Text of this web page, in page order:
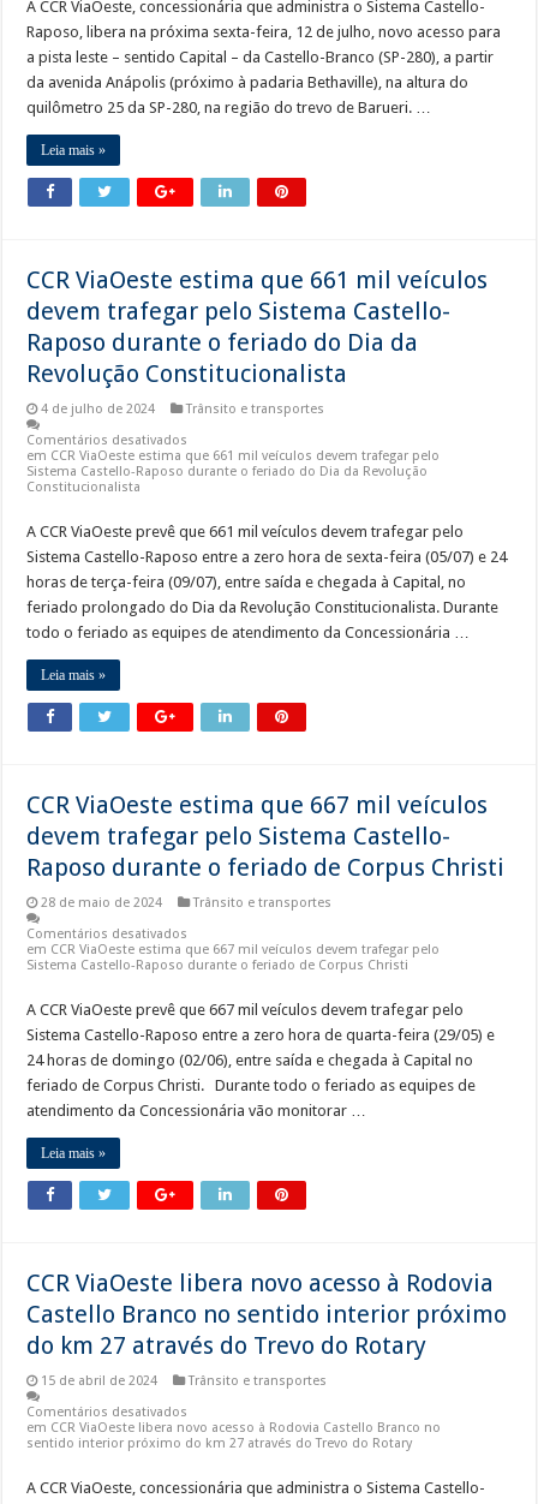
A CCR ViaOeste, concessionária que administra o Sistema Castello-
Raposo, libera na próxima sexta-feira, 12 de julho, novo acesso para
a pista leste – sentido Capital – da Castello-Branco (SP-280), a partir
da avenida Anápolis (próximo à padaria Bethaville), na altura do
quilômetro 25 da SP-280, na região do trevo de Barueri. …
Leia mais »
CCR ViaOeste estima que 661 mil veículos
devem trafegar pelo Sistema Castello-
Raposo durante o feriado do Dia da
Revolução Constitucionalista
4 de julho de 2024
Trânsito e transportes
Comentários desativados
em CCR ViaOeste estima que 661 mil veículos devem trafegar pelo
Sistema Castello-Raposo durante o feriado do Dia da Revolução
Constitucionalista
A CCR ViaOeste prevê que 661 mil veículos devem trafegar pelo
Sistema Castello-Raposo entre a zero hora de sexta-feira (05/07) e 24
horas de terça-feira (09/07), entre saída e chegada à Capital, no
feriado prolongado do Dia da Revolução Constitucionalista. Durante
todo o feriado as equipes de atendimento da Concessionária …
Leia mais »
CCR ViaOeste estima que 667 mil veículos
devem trafegar pelo Sistema Castello-
Raposo durante o feriado de Corpus Christi
28 de maio de 2024
Trânsito e transportes
Comentários desativados
em CCR ViaOeste estima que 667 mil veículos devem trafegar pelo
Sistema Castello-Raposo durante o feriado de Corpus Christi
A CCR ViaOeste prevê que 667 mil veículos devem trafegar pelo
Sistema Castello-Raposo entre a zero hora de quarta-feira (29/05) e
24 horas de domingo (02/06), entre saída e chegada à Capital no
feriado de Corpus Christi. Durante todo o feriado as equipes de
atendimento da Concessionária vão monitorar …
Leia mais »
CCR ViaOeste libera novo acesso à Rodovia
Castello Branco no sentido interior próximo
do km 27 através do Trevo do Rotary
15 de abril de 2024
Trânsito e transportes
Comentários desativados
em CCR ViaOeste libera novo acesso à Rodovia Castello Branco no
sentido interior próximo do km 27 através do Trevo do Rotary
A CCR ViaOeste, concessionária que administra o Sistema Castello-